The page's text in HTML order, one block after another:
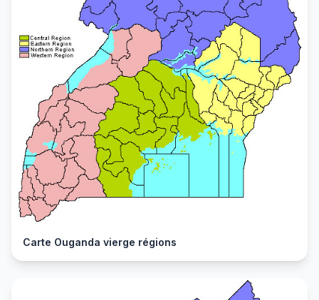
Carte Ouganda vierge régions